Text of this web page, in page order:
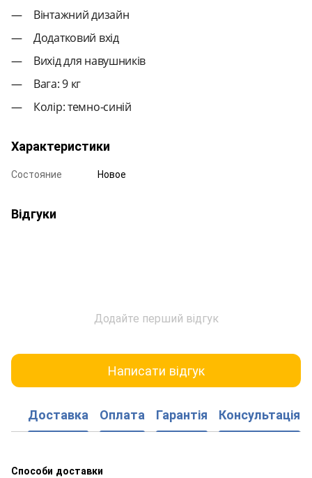
Вінтажний дизайн
Додатковий вхід
Вихід для навушників
Вага: 9 кг
Колір: темно-синій
Характеристики
Состояние Новое
Відгуки
Додайте перший відгук
Написати відгук
Доставка Оплата Гарантія Консультація
Способи доставки